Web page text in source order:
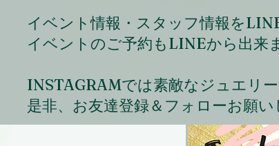
イベント情報・スタッフ情報を
イベントのご予約もLINEから出来
INSTAGRAMでは素敵なジュエリ
是非、お友達登録＆フォローお願い